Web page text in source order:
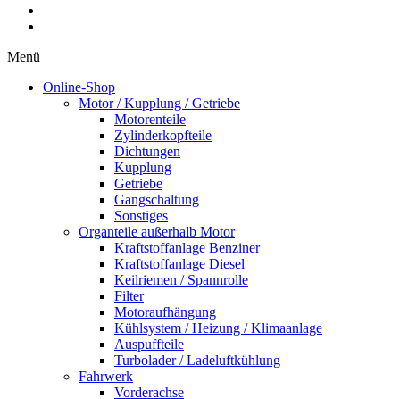
Menü
Online-Shop
Motor / Kupplung / Getriebe
Motorenteile
Zylinderkopfteile
Dichtungen
Kupplung
Getriebe
Gangschaltung
Sonstiges
Organteile außerhalb Motor
Kraftstoffanlage Benziner
Kraftstoffanlage Diesel
Keilriemen / Spannrolle
Filter
Motoraufhängung
Kühlsystem / Heizung / Klimaanlage
Auspuffteile
Turbolader / Ladeluftkühlung
Fahrwerk
Vorderachse